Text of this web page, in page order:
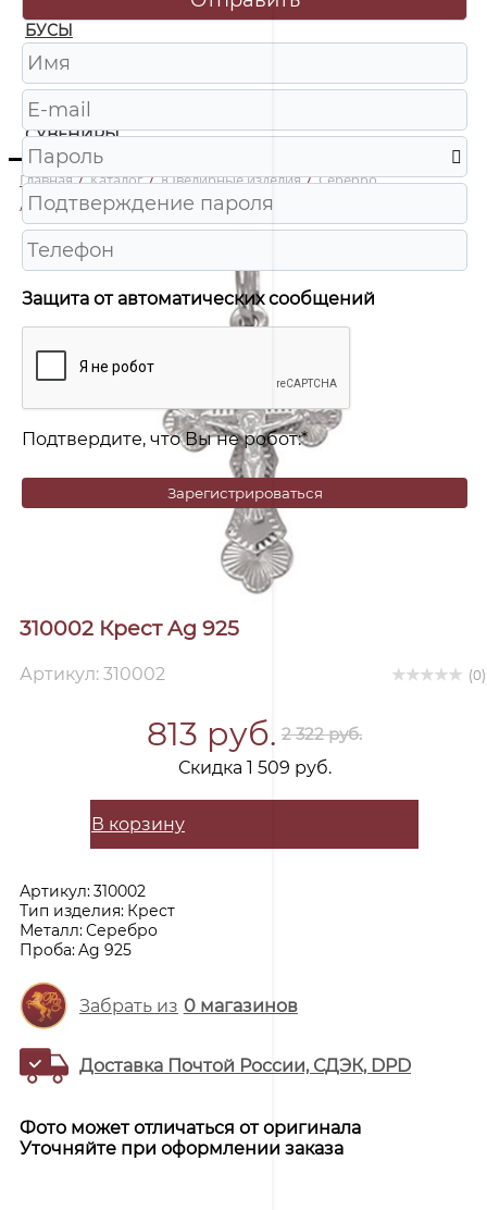
БУСЫ
ЧАСЫ
ШКАТУЛКИ
СУВЕНИРЫ
Главная / Каталог / Ювелирные изделия / Серебро
/
310002 Крест Ag 925
310002 Крест Ag 925
Артикул: 310002 (0)
813 руб. 2 322 руб.
Скидка 1 509 руб.
В корзину
Артикул:310002
Тип изделия: Крест
Металл:Серебро
Проба:Ag 925
Забрать из 0магазинов
Доставка Почтой России, СДЭК, DPD
Фото может отличаться от оригинала
Уточняйте при оформлении заказа
Защита от автоматических сообщений
Подтвердите, что Вы не робот:*
Зарегистрироваться